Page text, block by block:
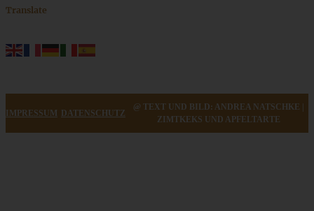
Translate
IMPRESSUM DATENSCHUTZ
@ TEXT UND BILD: ANDREA NATSCHKE |
ZIMTKEKS UND APFELTARTE